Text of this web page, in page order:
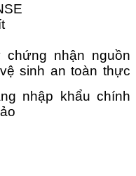
chứng nhận nguồn
sinh an toàn thực
nhập khẩu chính